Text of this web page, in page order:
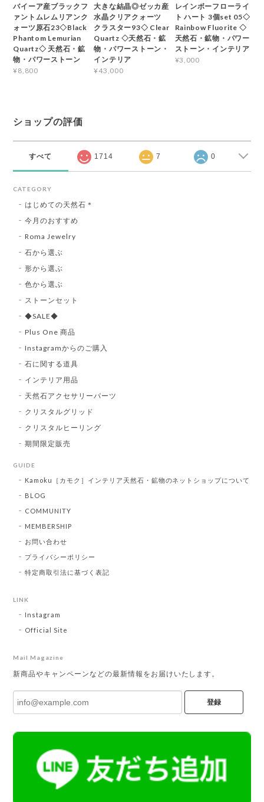
バイーア産ブラックフ
ァントムレムリアンク
ォーツ原石23◇Black
Phantom Lemurian
Quartz◇ 天然石・鉱
物・パワーストーン
¥8,800
大きな結晶◎ゼッカ産
水晶クリアクォーツ
クラスター93◇ Clear
Quartz ◇天然石・鉱
物・パワーストーン・
インテリア
¥43,000
レインボーフローライ
ト ハート 3個set 05◇
Rainbow Fluorite ◇
天然石・鉱物・パワー
ストーン・インテリア
¥3,000
ショップの評価
すべて 1714 7 0
CATEGORY
はじめての天然石＊
今月のおすすめ
Roma Jewelry
石から選ぶ
形から選ぶ
色から選ぶ
ストーンセット
◆SALE◆
Plus One 商品
Instagramからのご購入
石に関する道具
インテリア用品
天然石アクセサリーパーツ
クリスタルグリッド
クリスタルヒーリング
期間限定販売
GUIDE
Kamoku［カモク］インテリア天然石・鉱物のネットショップについて
BLOG
COMMUNITY
MEMBERSHIP
お問い合わせ
プライバシーポリシー
特定商取引法に基づく表記
LINK
Instagram
Official Site
Mail Magazine
新商品やキャンペーンなどの最新情報をお届けいたします。
登録